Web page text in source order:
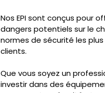
Nos EPI sont conçus pour
dangers potentiels sur le
normes de sécurité les
clients.
Que vous soyez un
investir dans des